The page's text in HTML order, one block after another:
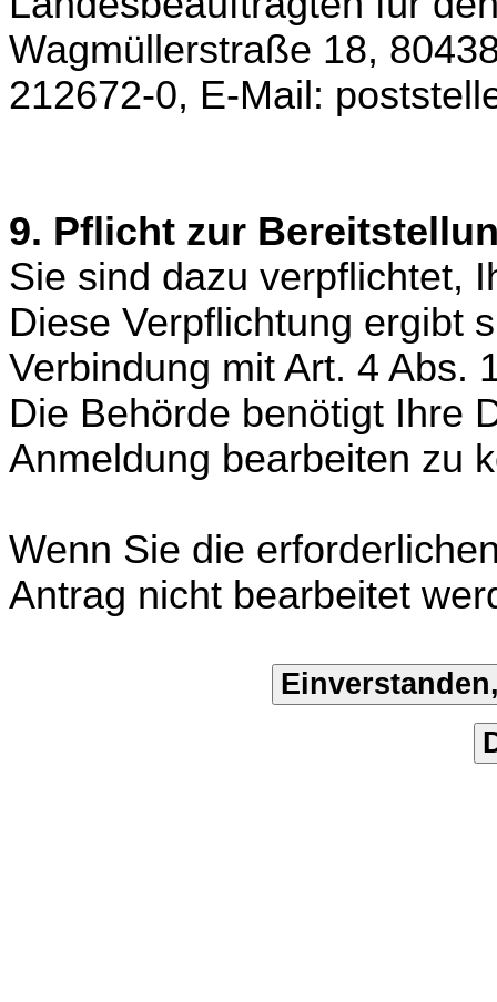
Wagmüllerstraße 18,
212672-0, E-Mail:
9. Pflicht zur
Sie sind dazu verpflichtet,
Diese Verpflichtung ergibt
Verbindung mit Art. 4 Abs.
Die Behörde benötigt Ihre
Anmeldung bearbeiten zu
Wenn Sie die
Antrag nicht bearbeitet